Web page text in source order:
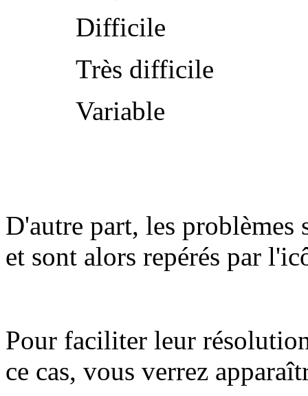
Difficile
Très difficile
Variable
D'autre part, les problèmes
et sont alors repérés par
Pour faciliter leur
ce cas, vous verrez